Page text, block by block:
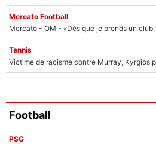
Mercato Football
Tennis
Football
PSG